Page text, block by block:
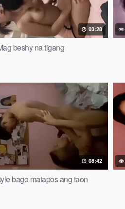
03:28
beshy na tigang
08:42
bago matapos ang taon